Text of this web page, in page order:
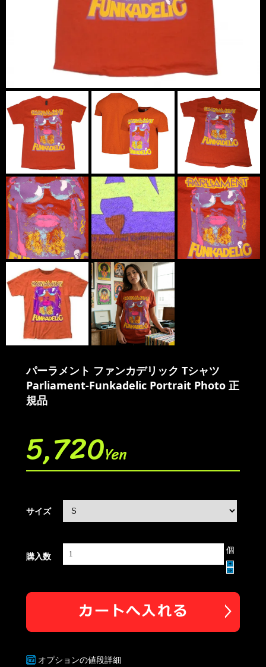
パーラメント ファンカデリック Tシャツ
Parliament-Funkadelic Portrait Photo 正
規品
5,720Yen
サイズ
購入数
個
オプションの値段詳細